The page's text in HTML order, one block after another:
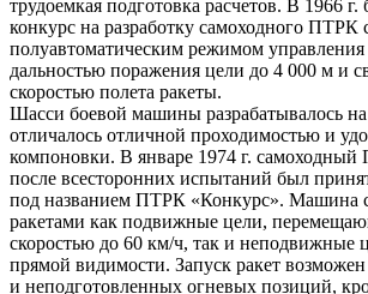
трудоемкая подготовка расчетов. В 1966 г.
конкурс на разработку самоходного ПТРК
полуавтоматическим режимом
дальностью поражения цели до 4 000 м и
скоростью полета ракеты.
Шасси боевой машины разрабатывалось
отличалось отличной проходимостью и
компоновки. В январе 1974 г.
после всесторонних испытаний был
под названием ПТРК «Конкурс». Машина
ракетами как подвижные цели,
скоростью до 60 км/ч, так и неподвижные
прямой видимости. Запуск ракет
и неподготовленных огневых позиций,